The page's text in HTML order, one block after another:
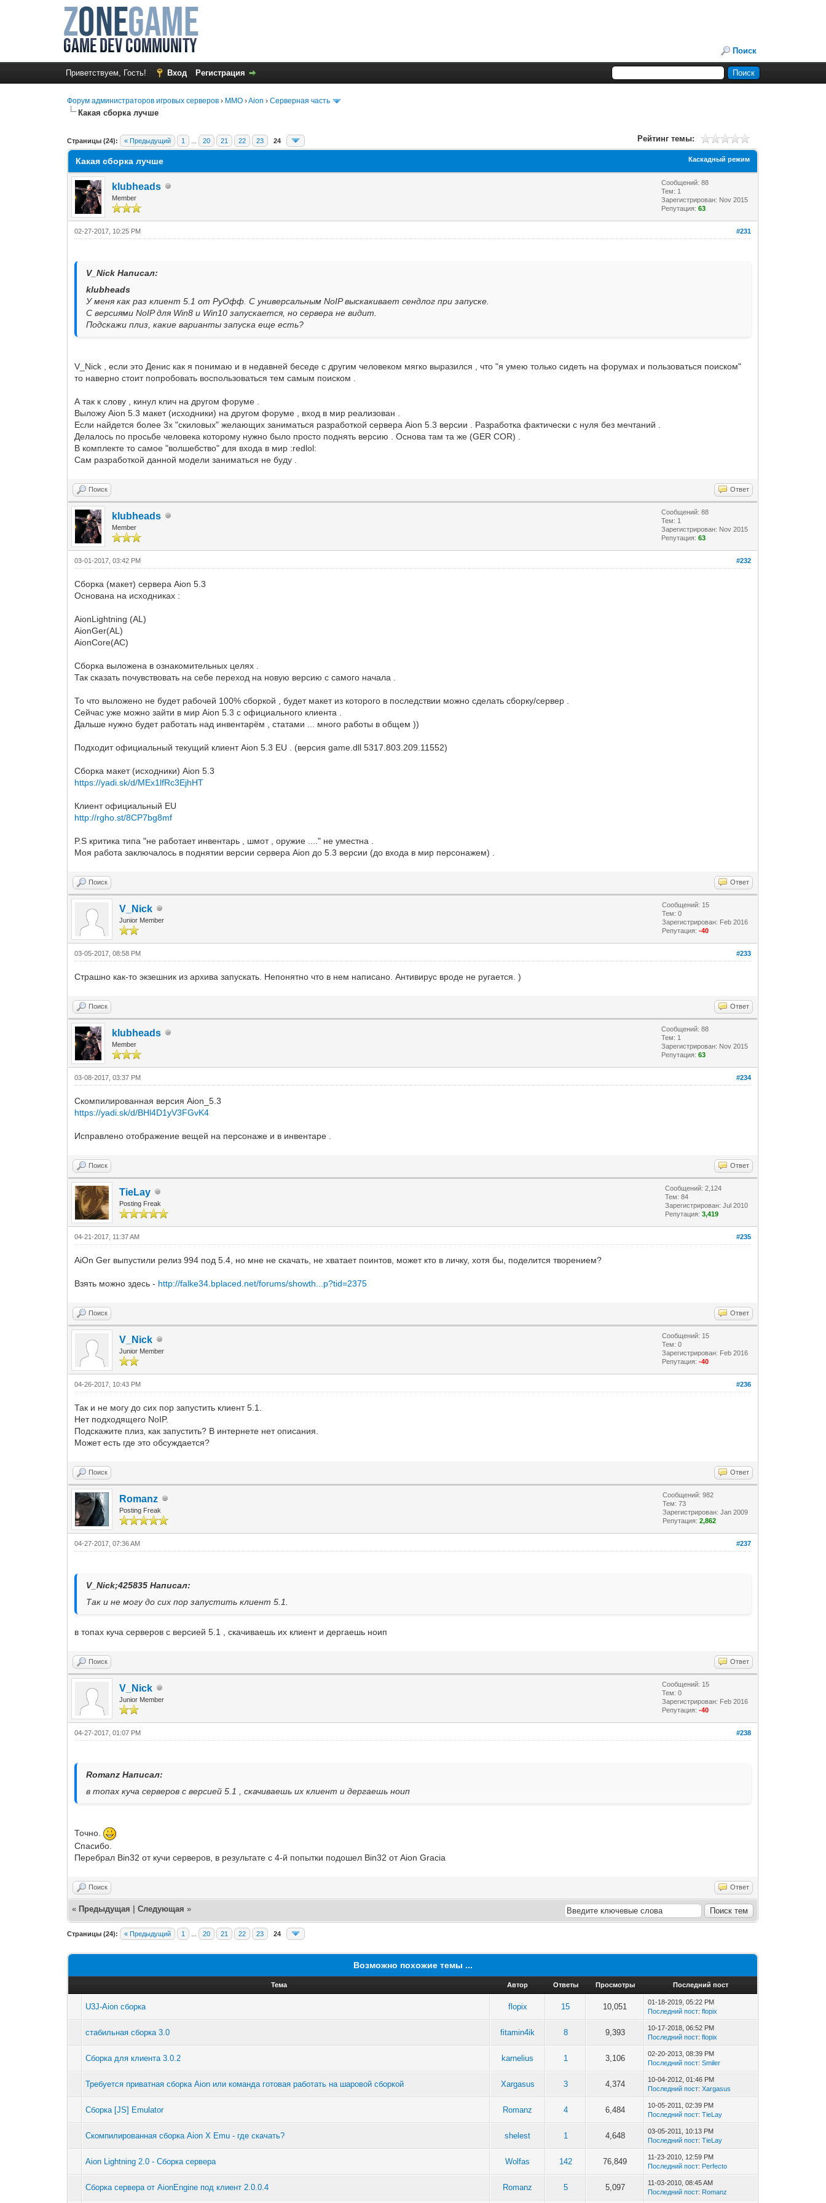
Поиск
Приветствуем, Гость! Вход Регистрация
Форум администраторов игровых серверов › MMO ›Aion ›Серверная часть
Какая сборка лучше
Страницы (24): « Предыдущий 1 20 21 22 23 24 Рейтинг темы:
0 Голос(ов) - 0 в среднем
1
2
3
4
5
Каскадный режим
Какая сборка лучше
klubheads
Member
Сообщений: 88
Тем: 1
Зарегистрирован: Nov 2015
Репутация:63
#231
02-27-2017, 10:25 PM
V_Nick Написал:
klubheads
У меня как раз клиент 5.1 от РуОфф. С универсальным NoIP выскакивает сендлог при запуске.
С версиями NoIP для Win8 и Win10 запускается, но сервера не видит.
Подскажи плиз, какие варианты запуска еще есть?
V_Nick , если это Денис как я понимаю и в недавней беседе с другим человеком мягко выразился , что "я умею только сидеть на форумах и пользоваться поиском"
то наверно стоит попробовать воспользоваться тем самым поиском .
А так к слову , кинул клич на другом форуме .
Выложу Aion 5.3 макет (исходники) на другом форуме , вход в мир реализован .
Если найдется более 3х "скиловых" желающих заниматься разработкой сервера Aion 5.3 версии . Разработка фактически с нуля без мечтаний .
Делалось по просьбе человека которому нужно было просто поднять версию . Основа там та же (GER COR) .
В комплекте то самое "волшебство" для входа в мир :redlol:
Сам разработкой данной модели заниматься не буду .
Поиск Ответ
klubheads
Member
Сообщений: 88
Тем: 1
Зарегистрирован: Nov 2015
Репутация:63
#232
03-01-2017, 03:42 PM
Сборка (макет) сервера Aion 5.3
Основана на исходниках :
AionLightning (AL)
AionGer(AL)
AionCore(AC)
Сборка выложена в ознакомительных целях .
Так сказать почувствовать на себе переход на новую версию с самого начала .
То что выложено не будет рабочей 100% сборкой , будет макет из которого в последствии можно сделать сборку/сервер .
Сейчас уже можно зайти в мир Aion 5.3 с официального клиента .
Дальше нужно будет работать над инвентарём , статами ... много работы в общем ))
Подходит официальный текущий клиент Aion 5.3 EU . (версия game.dll 5317.803.209.11552)
Сборка макет (исходники) Aion 5.3
https://yadi.sk/d/MEx1lfRc3EjhHT
Клиент официальный EU
http://rgho.st/8CP7bg8mf
P.S критика типа "не работает инвентарь , шмот , оружие ...." не уместна .
Моя работа заключалось в поднятии версии сервера Aion до 5.3 версии (до входа в мир персонажем) .
Поиск Ответ
V_Nick
Junior Member
Сообщений: 15
Тем: 0
Зарегистрирован: Feb 2016
Репутация:-40
#233
03-05-2017, 08:58 PM
Страшно как-то экзешник из архива запускать. Непонятно что в нем написано. Антивирус вроде не ругается. )
Поиск Ответ
klubheads
Member
Сообщений: 88
Тем: 1
Зарегистрирован: Nov 2015
Репутация:63
#234
03-08-2017, 03:37 PM
Скомпилированная версия Aion_5.3
https://yadi.sk/d/BHl4D1yV3FGvK4
Исправлено отображение вещей на персонаже и в инвентаре .
Поиск Ответ
TieLay
Posting Freak
Сообщений: 2,124
Тем: 84
Зарегистрирован: Jul 2010
Репутация:3,419
#235
04-21-2017, 11:37 AM
AiOn Ger выпустили релиз 994 под 5.4, но мне не скачать, не хватает поинтов, может кто в личку, хотя бы, поделится творением?
Взять можно здесь - http://falke34.bplaced.net/forums/showth...p?tid=2375
Поиск Ответ
V_Nick
Junior Member
Сообщений: 15
Тем: 0
Зарегистрирован: Feb 2016
Репутация:-40
#236
04-26-2017, 10:43 PM
Так и не могу до сих пор запустить клиент 5.1.
Нет подходящего NoIP.
Подскажите плиз, как запустить? В интернете нет описания.
Может есть где это обсуждается?
Поиск Ответ
Romanz
Posting Freak
Сообщений: 982
Тем: 73
Зарегистрирован: Jan 2009
Репутация:2,862
#237
04-27-2017, 07:36 AM
V_Nick;425835 Написал:
Так и не могу до сих пор запустить клиент 5.1.
в топах куча серверов с версией 5.1 , скачиваешь их клиент и дергаешь ноип
Поиск Ответ
V_Nick
Junior Member
Сообщений: 15
Тем: 0
Зарегистрирован: Feb 2016
Репутация:-40
#238
04-27-2017, 01:07 PM
Romanz Написал:
в топах куча серверов с версией 5.1 , скачиваешь их клиент и дергаешь ноип
Точно.
Спасибо.
Перебрал Bin32 от кучи серверов, в результате с 4-й попытки подошел Bin32 от Aion Gracia
Поиск Ответ
« Предыдущая |Следующая»
Страницы (24): « Предыдущий 1 20 21 22 23 24
Возможно похожие темы ...
Тема Автор Ответы Просмотры Последний пост
U3J-Aion сборка flopix 15 10,051
01-18-2019, 05:22 PM
Последний пост:flopix
стабильная сборка 3.0 fitamin4ik 8 9,393
10-17-2018, 06:52 PM
Последний пост:flopix
Сборка для клиента 3.0.2 karnelius 1 3,106
02-20-2013, 08:39 PM
Последний пост:Smiler
Требуется приватная сборка Aion или команда готовая работать на шаровой сборкой Xargasus 3 4,374
10-04-2012, 01:46 PM
Последний пост:Xargasus
Сборка [JS] Emulator Romanz 4 6,484
10-05-2011, 02:39 PM
Последний пост:TieLay
Скомпилированная сборка Aion X Emu - где скачать? shelest 1 4,648
03-05-2011, 10:13 PM
Последний пост:TieLay
Aion Lightning 2.0 - Сборка сервера Wolfas 142 76,849
11-23-2010, 12:59 PM
Последний пост: Perfecto
Сборка сервера от AionEngine под клиент 2.0.0.4 Romanz 5 5,097
11-03-2010, 08:45 AM
Последний пост: Romanz